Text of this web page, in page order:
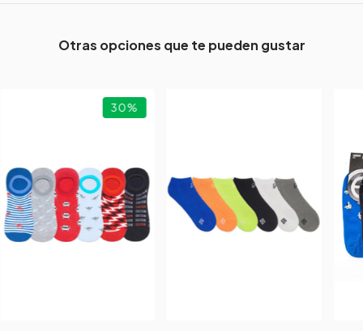
Otras opciones que te pueden gustar
30%